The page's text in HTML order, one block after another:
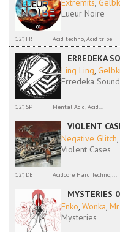
Extremits,
Lueur Noire
12'', FR Acid techno, Acid tribe
ERREDEKA
Ling Ling,
Erredeka
12'', SP Mental Acid, Acid...
VIOLENT
Negative Glitch,
Violent Cases
12'', DE Acidcore Hard Techno,...
MYSTERIES
Enko, Wonka,
Mysteries